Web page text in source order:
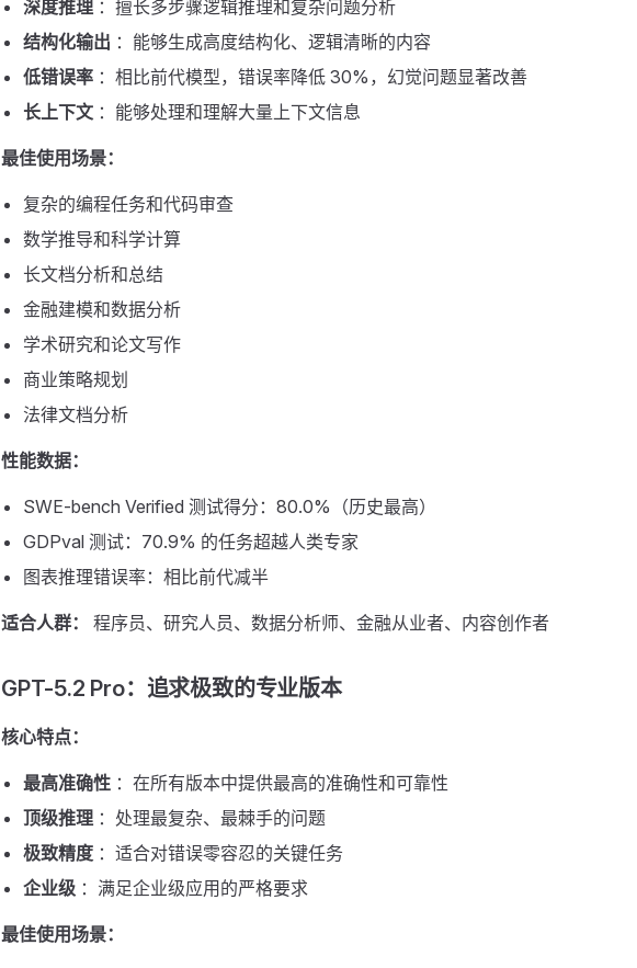
深度推理 ：擅长多步骤逻辑推理和复杂问题分析
结构化输出 ：能够生成高度结构化、逻辑清晰的内容
低错误率 ：相比前代模型，错误率降低 30%，幻觉问题显著改善
长上下文 ：能够处理和理解大量上下文信息
最佳使用场景：
复杂的编程任务和代码审查
数学推导和科学计算
长文档分析和总结
金融建模和数据分析
学术研究和论文写作
商业策略规划
法律文档分析
性能数据：
SWE-bench Verified 测试得分：80.0%（历史最高）
GDPval 测试：70.9% 的任务超越人类专家
图表推理错误率：相比前代减半
适合人群： 程序员、研究人员、数据分析师、金融从业者、内容创作者
GPT-5.2 Pro：追求极致的专业版本 ​
核心特点：
最高准确性 ：在所有版本中提供最高的准确性和可靠性
顶级推理 ：处理最复杂、最棘手的问题
极致精度 ：适合对错误零容忍的关键任务
企业级 ：满足企业级应用的严格要求
最佳使用场景：